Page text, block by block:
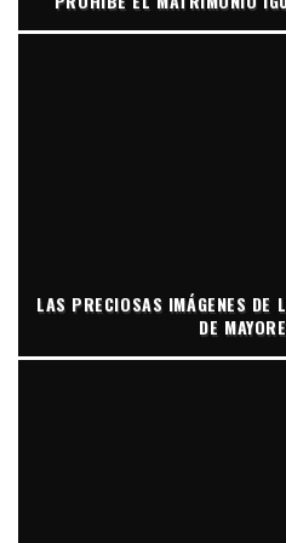
LAS PRECIOSAS IMÁGENES DE
DE